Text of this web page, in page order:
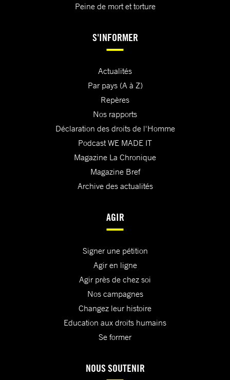
Peine de mort et torture
S'INFORMER
Actualités
Par pays (A à Z)
Repères
Nos rapports
Déclaration des droits de l'Homme
Podcast WE MADE IT
Magazine La Chronique
Magazine Bref
Archive des actualités
AGIR
Signer une pétition
Agir en ligne
Agir près de chez soi
Nos campagnes
Changez leur histoire
Education aux droits humains
Se former
NOUS SOUTENIR